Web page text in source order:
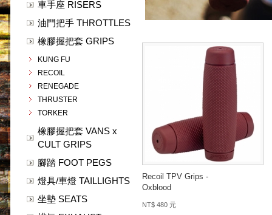
車手座 RISERS
油門把手 THROTTLES
橡膠握把套 GRIPS
KUNG FU
RECOIL
RENEGADE
THRUSTER
TORKER
橡膠握把套 VANS x
CULT GRIPS
腳踏 FOOT PEGS
燈具/車燈 TAILLIGHTS
坐墊 SEATS
Recoil TPV Grips -
Oxblood
NT$ 480 元